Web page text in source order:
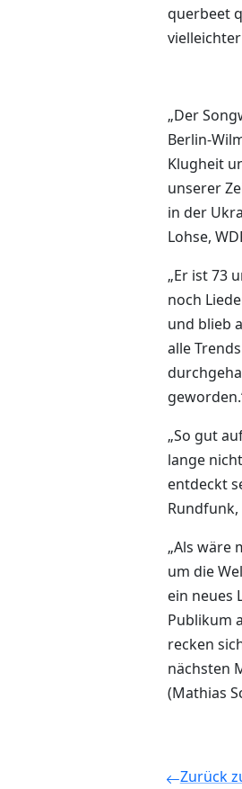
querbeet
vielleichter
„Der
Berlin-
Klugheit
unserer
in der
Lohse,
„Er ist 73
noch
und blieb
alle
„So gut
lange
entdeckt
Rundfunk,
„Als wäre
um die
ein neues
Publikum
recken
nächsten
(Mathias
Zurück